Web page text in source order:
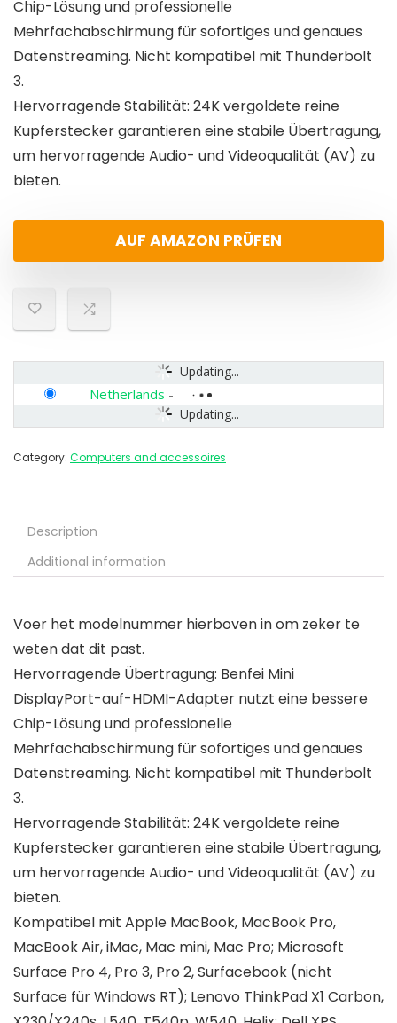
Chip-Lösung und professionelle
Mehrfachabschirmung für sofortiges und genaues
Datenstreaming. Nicht kompatibel mit Thunderbolt
3.
Hervorragende Stabilität: 24K vergoldete reine
Kupferstecker garantieren eine stabile Übertragung,
um hervorragende Audio- und Videoqualität (AV) zu
bieten.
AUF AMAZON PRÜFEN
Updating...
Updating...
Netherlands -
Category: Computers and accessoires
Description
Additional information
Voer het modelnummer hierboven in om zeker te
weten dat dit past.
Hervorragende Übertragung: Benfei Mini
DisplayPort-auf-HDMI-Adapter nutzt eine bessere
Chip-Lösung und professionelle
Mehrfachabschirmung für sofortiges und genaues
Datenstreaming. Nicht kompatibel mit Thunderbolt
3.
Hervorragende Stabilität: 24K vergoldete reine
Kupferstecker garantieren eine stabile Übertragung,
um hervorragende Audio- und Videoqualität (AV) zu
bieten.
Kompatibel mit Apple MacBook, MacBook Pro,
MacBook Air, iMac, Mac mini, Mac Pro; Microsoft
Surface Pro 4, Pro 3, Pro 2, Surfacebook (nicht
Surface für Windows RT); Lenovo ThinkPad X1 Carbon,